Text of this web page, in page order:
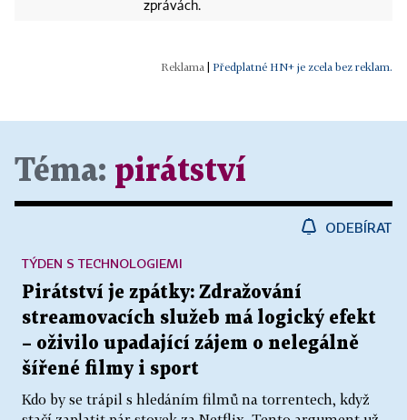
zprávách.
Předplatné HN+ je zcela bez reklam.
Téma: pirátství
ODEBÍRAT
Pirátství je zpátky: Zdražování
streamovacích služeb má logický efekt
– oživilo upadající zájem o nelegálně
šířené filmy i sport
Kdo by se trápil s hledáním filmů na torrentech, když
TÝDEN S TECHNOLOGIEMI